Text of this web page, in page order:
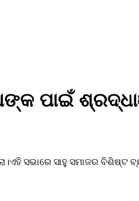
ପାଇଁ
ସଭାରେ ସାହୁ ସମାଜର ବିଶିଷ୍ଟ